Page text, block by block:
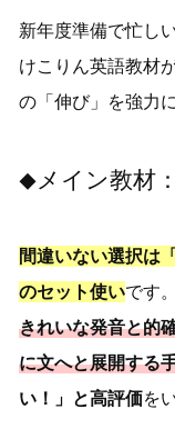
新年度準備で忙し
けこりん英語教材
の「伸び」を強力
◆メイン教材
間違いない選択は
のセット使いです。
きれいな発音と的
に文へと展開する
い！」と高評価を